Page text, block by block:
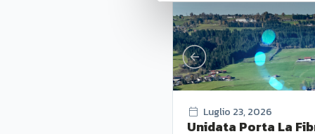
Luglio 23, 2026
Unidata Porta La